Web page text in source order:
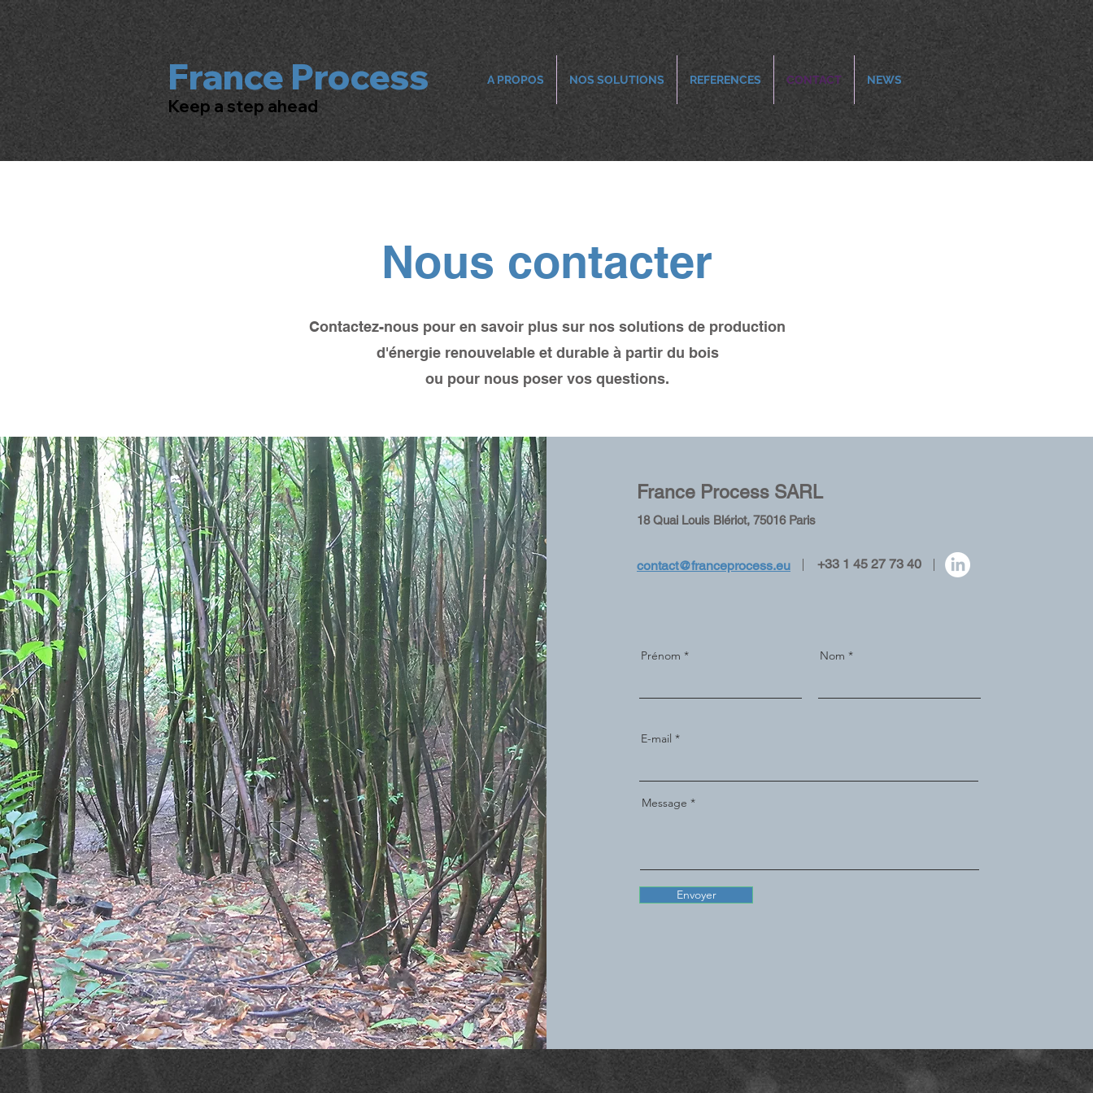
France Process
Keep a step ahead
A PROPOS NOS SOLUTIONS REFERENCES CONTACT NEWS
Nous contacter
Contactez-nous pour en savoir plus sur nos solutions de production
d'énergie renouvelable et durable à partir du bois
ou pour nous poser vos questions.
France Process SARL
18 Quai Louis Blériot, 75016 Paris
contact@franceprocess.eu +33 1 45 27 73 40
Prénom Nom
E-mail
Message
Envoyer